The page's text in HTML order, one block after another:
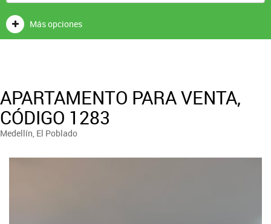
Más opciones
APARTAMENTO PARA VENTA,
CÓDIGO 1283
Medellín, El Poblado